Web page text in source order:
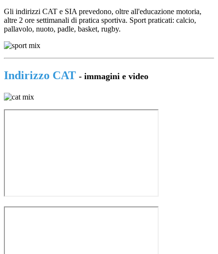
Gli indirizzi CAT e SIA prevedono, oltre all'educazione motoria,
altre 2 ore settimanali di pratica sportiva. Sport praticati: calcio,
pallavolo, nuoto, padle, basket, rugby.
Indirizzo CAT - immagini e video